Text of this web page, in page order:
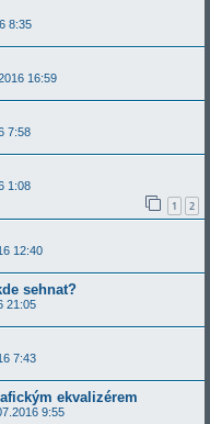
8:35
16:59
7:58
1:08
1 2
12:40
sehnat?
21:05
7:43
ekvalizérem
9:55